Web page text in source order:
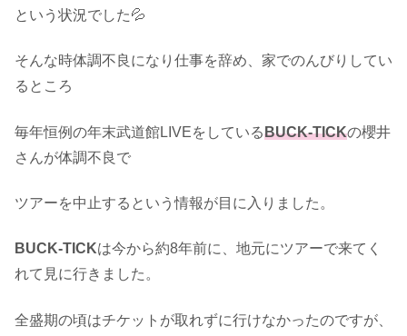
という状況でした💦
そんな時体調不良になり仕事を辞め、家でのんびりしてい
るところ
毎年恒例の年末武道館LIVEをしているBUCK-TICKの櫻井
さんが体調不良で
ツアーを中止するという情報が目に入りました。
BUCK-TICKは今から約8年前に、地元にツアーで来てく
れて見に行きました。
全盛期の頃はチケットが取れずに行けなかったのですが、